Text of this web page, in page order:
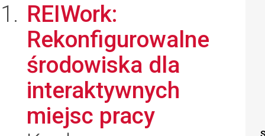
REIWork:
Rekonfigurowalne
środowiska dla
interaktywnych
miejsc pracy